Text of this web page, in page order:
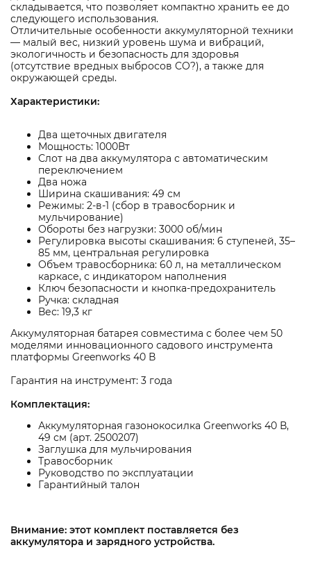
складывается, что позволяет компактно хранить ее до
следующего использования.
Отличительные особенности аккумуляторной техники
— малый вес, низкий уровень шума и вибраций,
экологичность и безопасность для здоровья
(отсутствие вредных выбросов CO?), а также для
окружающей среды.
Характеристики:
Два щеточных двигателя
Мощность: 1000Вт
Слот на два аккумулятора с автоматическим
переключением
Два ножа
Ширина скашивания: 49 см
Режимы: 2-в-1 (сбор в травосборник и
мульчирование)
Обороты без нагрузки: 3000 об/мин
Регулировка высоты скашивания: 6 ступеней, 35–
85 мм, центральная регулировка
Объем травосборника: 60 л, на металлическом
каркасе, с индикатором наполнения
Ключ безопасности и кнопка-предохранитель
Ручка: складная
Вес: 19,3 кг
Аккумуляторная батарея совместима с более чем 50
моделями инновационного садового инструмента
платформы Greenworks 40 В
Гарантия на инструмент: 3 года
Комплектация:
Аккумуляторная газонокосилка Greenworks 40 В,
49 см (арт. 2500207)
Заглушка для мульчирования
Травосборник
Руководство по эксплуатации
Гарантийный талон
Внимание: этот комплект поставляется без
аккумулятора и зарядного устройства.